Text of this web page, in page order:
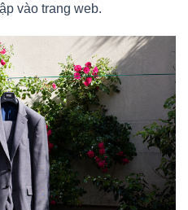
vào trang web.